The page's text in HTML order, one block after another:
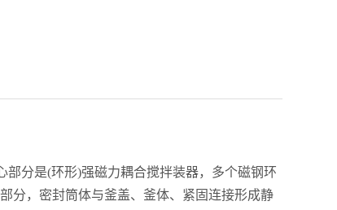
部分是(环形)强磁力耦合搅拌装器，多个磁钢环
分，密封筒体与釜盖、釜体、紧固连接形成静